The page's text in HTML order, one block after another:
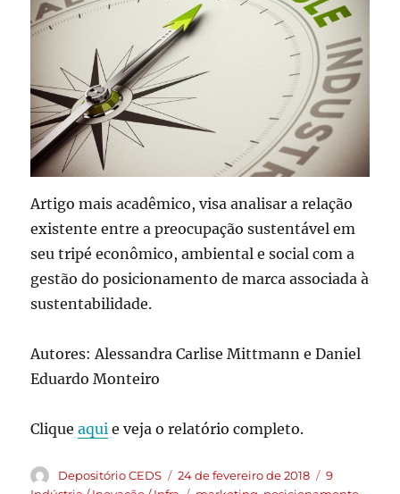
Artigo mais acadêmico, visa analisar a relação
existente entre a preocupação sustentável em
seu tripé econômico, ambiental e social com a
gestão do posicionamento de marca associada à
sustentabilidade.
Autores: Alessandra Carlise Mittmann e Daniel
Eduardo Monteiro
Cliqueaqui e veja o relatório completo.
Depositório CEDS 24 de fevereiro de 2018
9